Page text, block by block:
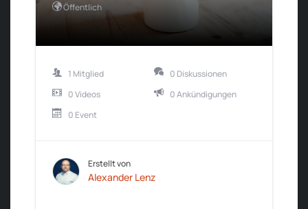
Öffentlich
1 Mitglied
0 Diskussionen
0 Videos
0 Ankündigungen
0 Event
Erstellt von
Alexander Lenz